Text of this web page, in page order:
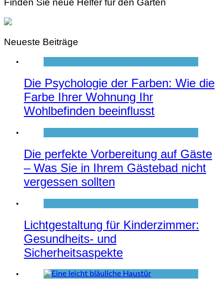
Finden Sie neue Helfer für den Garten
Neueste Beiträge
Die Psychologie der Farben: Wie die
Farbe Ihrer Wohnung Ihr
Wohlbefinden beeinflusst
Die perfekte Vorbereitung auf Gäste
– Was Sie in Ihrem Gästebad nicht
vergessen sollten
Lichtgestaltung für Kinderzimmer:
Gesundheits- und
Sicherheitsaspekte